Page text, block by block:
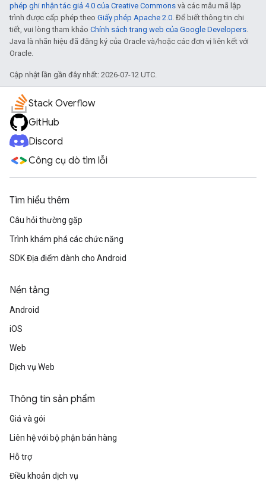
phép ghi nhận tác giả 4.0 của Creative Commons và các mẫu mã lập
trình được cấp phép theo Giấy phép Apache 2.0 . Để biết thông tin chi
tiết, vui lòng tham khảo Chính sách trang web của Google Developers
Java là nhãn hiệu đã đăng ký của Oracle và/hoặc các đơn vị liên kết với
Oracle.
Cập nhật lần gần đây nhất: 2026-07-12 UTC.
Stack Overflow
GitHub
Discord
Công cụ dò tìm lỗi
Tìm hiểu thêm
Câu hỏi thường gặp
Trình khám phá các chức năng
SDK Địa điểm dành cho Android
Nền tảng
Android
iOS
Web
Dịch vụ Web
Thông tin sản phẩm
Giá và gói
Liên hệ với bộ phận bán hàng
Hỗ trợ
Điều khoản dịch vụ